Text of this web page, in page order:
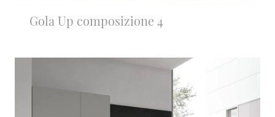
Gola Up composizione 4